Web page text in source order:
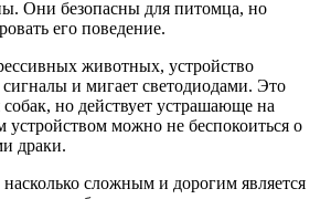
Они безопасны для питомца, но
его поведение.
животных, устройство
и мигает светодиодами. Это
собак, но действует устрашающе на
устройством можно не беспокоиться о
драки.
сложным и дорогим является